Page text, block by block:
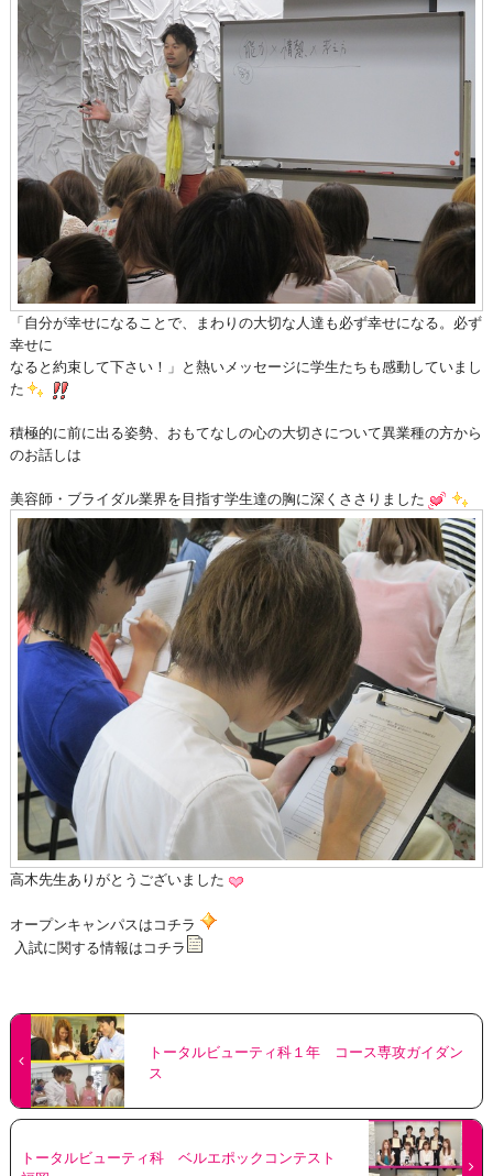
「自分が幸せになることで、まわりの大切な人達も必ず幸せになる。必ず
幸せに
なると約束して下さい！」と熱いメッセージに学生たちも感動していまし
た
積極的に前に出る姿勢、おもてなしの心の大切さについて異業種の方から
のお話しは
美容師・ブライダル業界を目指す学生達の胸に深くささりました
高木先生ありがとうございました
オープンキャンパスはコチラ
入試に関する情報はコチラ
トータルビューティ科１年 コース専攻ガイダン
ス
トータルビューティ科 ベルエポックコンテスト